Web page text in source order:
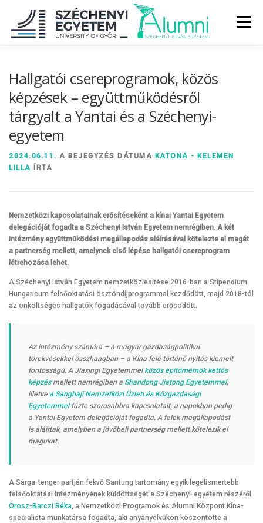
tartalomhoz
Menü
DIPLOMAÁTADÓ DIPLOMÁN TÚL
SZOLGÁLTATÁSOK ÉVFOLYAMOK
Hallgatói csereprogramok, közös
képzések – együttműködésről
tárgyalt a Yantai és a Széchenyi-
egyetem
2024.06.11. A BEJEGYZÉS DÁTUMA KATONA - KELEMEN
LILLA ÍRTA
Nemzetközi kapcsolatainak erősítéseként a kínai Yantai Egyetem
delegációját fogadta a Széchenyi István Egyetem nemrégiben. A két
intézmény együttműködési megállapodás aláírásával kötelezte el magát
a partnerség mellett, amelynek első lépése hallgatói csereprogram
létrehozása lehet.
A Széchenyi István Egyetem nemzetköziesítése 2016-ban a Stipendium
Hungaricum felsőoktatási ösztöndíjprogrammal kezdődött, majd 2018-tól
az önköltséges hallgatók fogadásával tovább erősödött.
Az intézmény számára – a magyar gazdaságpolitikai
törekvésekkel összhangban – a Kína felé történő nyitás kiemelt
fontosságú. A Jiaxingi Egyetemmelközös építőmérnök kettős
képzésmellett nemrégiben a Shandong Jiatong Egyetemmel,
illetve a Sanghaji Nemzetközi Üzleti és Közgazdasági
Egyetemmelfűzte szorosabbra kapcsolatait, a napokban pedig
a Yantai Egyetem delegációját fogadta. A felek megállapodást
is aláírtak, amelyben a jövőbeli partnerség mellett kötelezik el
magukat.
A Sárga-tenger partján fekvő Santung tartomány egyik legelismertebb
felsőoktatási intézményének küldöttségét a Széchenyi-egyetem részéről
Orosz-Barczi Réka, a Nemzetközi Programok és Alumni Központ Kína-
specialista munkatársa fogadta, aki anyanyelvükön köszöntötte a